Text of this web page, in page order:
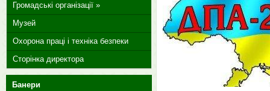
Громадські організації »
Музей
Охорона праці і техніка безпеки
Сторінка директора
Банери